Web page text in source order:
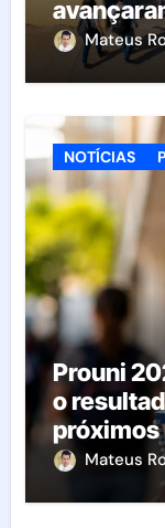
esperar
Mateus
NOTÍCIAS
Prouni
o
próximos
Mateus